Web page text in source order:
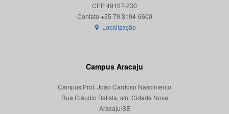
CEP 49107-230
Localização
Campus Aracaju
Campus Prof. João Cardoso Nascimento
Rua Cláudio Batista, s/n, Cidade Nova
Aracaju/SE